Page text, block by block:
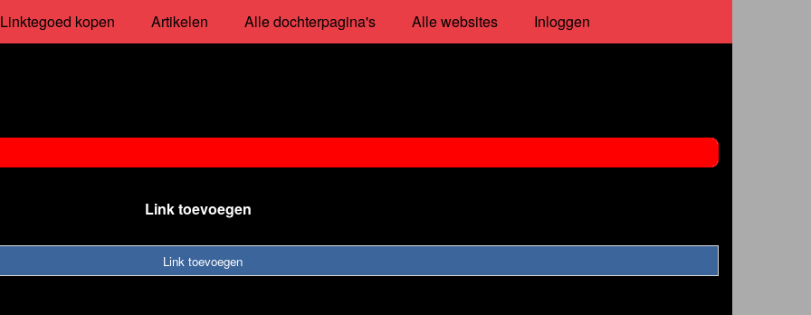
Linktegoed kopen Artikelen Alle dochterpagina's Alle websites Inloggen
Link toevoegen
Link toevoegen